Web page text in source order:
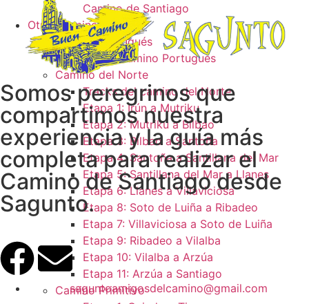
Camino de Santiago
Otros caminos
Camino Portugués
Tracks camino Portugués
Camino del Norte
Tracks del camino del Norte
Etapa 1: Irún a Mutriku
Etapa 2: Mutriku a Bilbao
Etapa 3: Bilbao a Santoña
Etapa 4: Santoña a Santillana del Mar
Etapa 5: Santillana del Mar a Llanes
Etapa 6: Llanes a Villaviciosa
Etapa 8: Soto de Luiña a Ribadeo
Etapa 7: Villaviciosa a Soto de Luiña
Etapa 9: Ribadeo a Vilalba
Etapa 10: Vilalba a Arzúa
Etapa 11: Arzúa a Santiago
Camino Primitivo
Somos peregrinos que
compartimos nuestra
experiencia y la guía más
completa para realizar el
Camino de Santiago desde
Sagunto.
saguntoamigosdelcamino@gmail.com